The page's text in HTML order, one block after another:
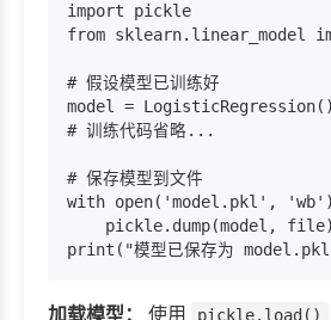
import pickle
from sklearn.linear_model
# 假设模型已训练好
model = LogisticRegression()
# 训练代码省略...
# 保存模型到文件
with open('model.pkl',
    pickle.dump(model, file)
加载模型： 使用 pickle.load()